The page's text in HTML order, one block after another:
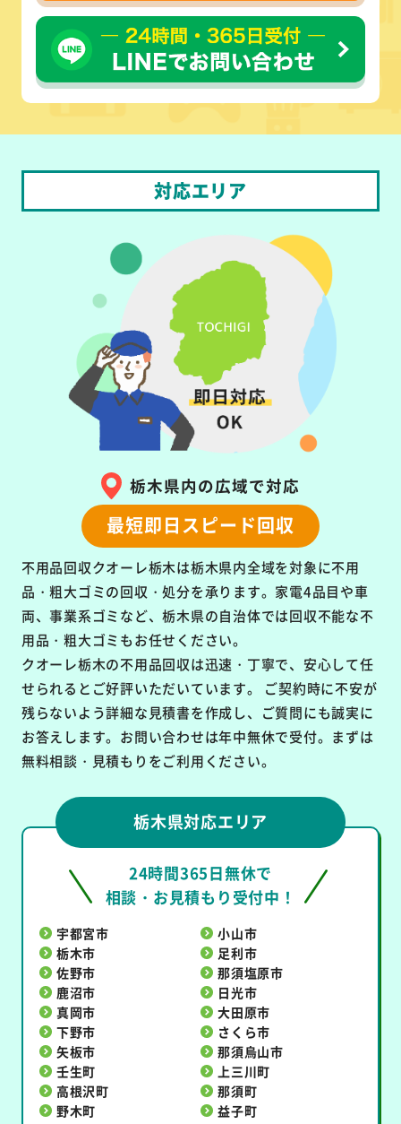
対応エリア
栃木県内の広域で対応
最短即日スピード回収
不用品回収クオーレ栃木は栃木県内全域を対象に不用
品・粗大ゴミの回収・処分を承ります。 家電4品目や車
両、事業系ゴミなど、栃木県の自治体では回収不能な不
用品・粗大ゴミもお任せください。
クオーレ栃木の不用品回収は迅速・丁寧で、安心して任
せられるとご好評いただいています。
ご契約時に不安が
残らないよう詳細な見積書を作成し、ご質問にも誠実に
お答えします。お問い合わせは年中無休で受付。まずは
無料相談・見積もりをご利用ください。
栃木県対応エリア
24時間365日無休で
相談・お見積もり受付中！
宇都宮市
小山市
栃木市
足利市
佐野市
那須塩原市
鹿沼市
日光市
真岡市
大田原市
下野市
さくら市
矢板市
那須烏山市
壬生町
上三川町
高根沢町
那須町
野木町
益子町